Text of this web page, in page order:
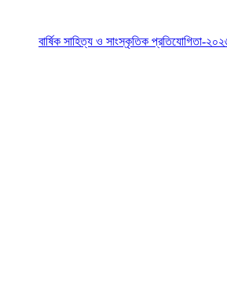
বার্ষিক সাহিত্য ও সাংস্কৃতিক প্রতিযোগিতা-২০২৬